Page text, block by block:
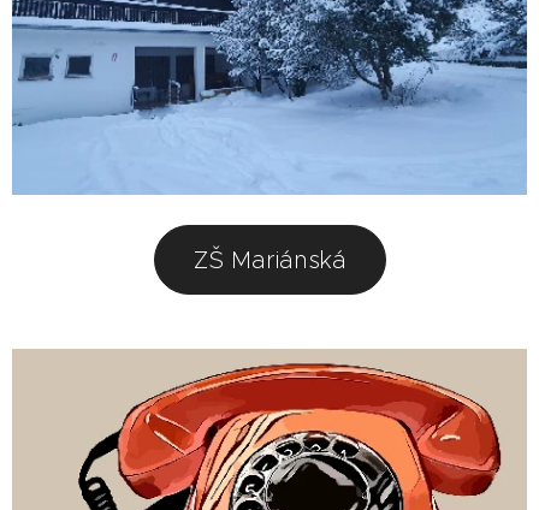
ZŠ Mariánská